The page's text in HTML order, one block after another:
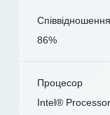
86%
Процесор
Intel®